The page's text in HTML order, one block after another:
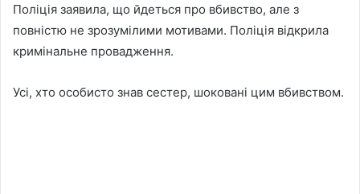
Поліція заявила, що йдеться про вбивство, але з
повністю не зрозумілими мотивами. Поліція відкрила
кримінальне провадження.
Усі, хто особисто знав сестер, шоковані цим вбивством.